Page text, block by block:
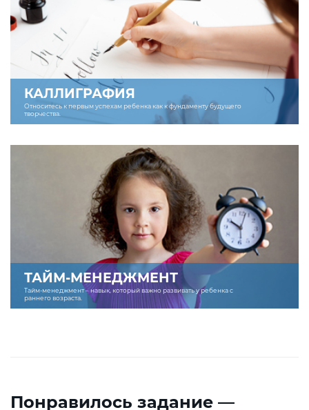
КАЛЛИГРАФИЯ
Относитесь к первым успехам ребенка как к фундаменту будущего
творчества.
ТАЙМ-МЕНЕДЖМЕНТ
Тайм-менеджмент – навык, который важно развивать у ребенка с
раннего возраста.
Понравилось задание —